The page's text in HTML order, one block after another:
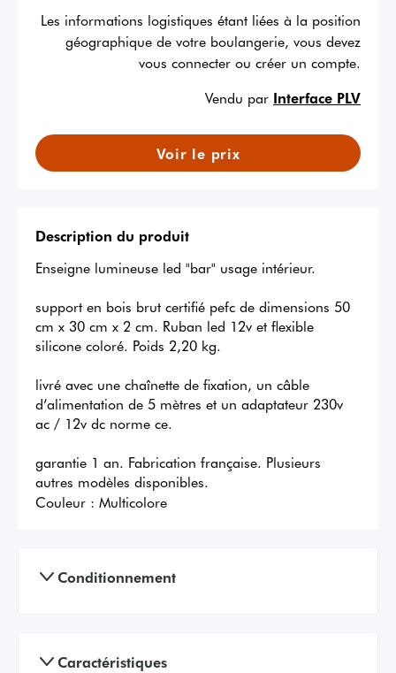
Les informations logistiques étant liées à la position
géographique de votre boulangerie, vous devez
vous connecter ou créer un compte.
Vendu par Interface PLV
Voir le prix
Description du produit
Enseigne lumineuse led "bar" usage intérieur.
support en bois brut certifié pefc de dimensions 50
cm x 30 cm x 2 cm. Ruban led 12v et flexible
silicone coloré. Poids 2,20 kg.
livré avec une chaînette de fixation, un câble
d’alimentation de 5 mètres et un adaptateur 230v
ac / 12v dc norme ce.
garantie 1 an. Fabrication française. Plusieurs
autres modèles disponibles.
Couleur : Multicolore
Conditionnement
Caractéristiques